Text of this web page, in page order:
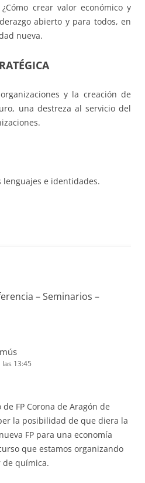
crear valor económico y
abierto y para todos, en
nueva.
y la creación de
una destreza al servicio del
lenguajes e identidades.
– Seminarios –
las 13:45
FP Corona de Aragón de
la posibilidad de que diera la
FP para una economía
que estamos organizando
de química.